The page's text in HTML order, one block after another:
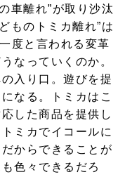
車離れ”が取り沙汰
ものトミカ離れ”は
度と言われる変革
なっていくのか。
入り口。遊びを提
なる。トミカはこ
した商品を提供し
ミカでイコールに
からできることが
色々できるだろ